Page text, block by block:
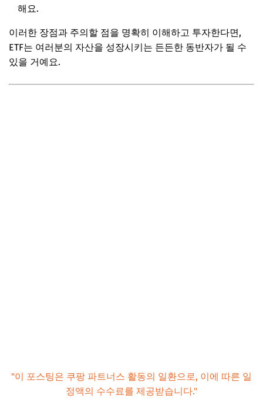
해요.
이러한 장점과 주의할 점을 명확히 이해하고 투자한다면,
ETF는 여러분의 자산을 성장시키는 든든한 동반자가 될 수
있을 거예요.
"이 포스팅은 쿠팡 파트너스 활동의 일환으로, 이에 따른 일
정액의 수수료를 제공받습니다."